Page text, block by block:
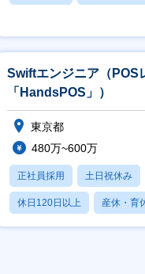
Swiftエンジニア（POS
「HandsPOS」）
東京都
480万~600万
正社員採用 土日祝休み
休日120日以上 産休・育
月残業20時間以内